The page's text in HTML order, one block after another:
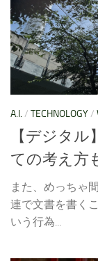
A.I. / TECHNOLOGY/
【デジタ
ての考え方
また、めっちゃ
連で文書を書く
いう行為...